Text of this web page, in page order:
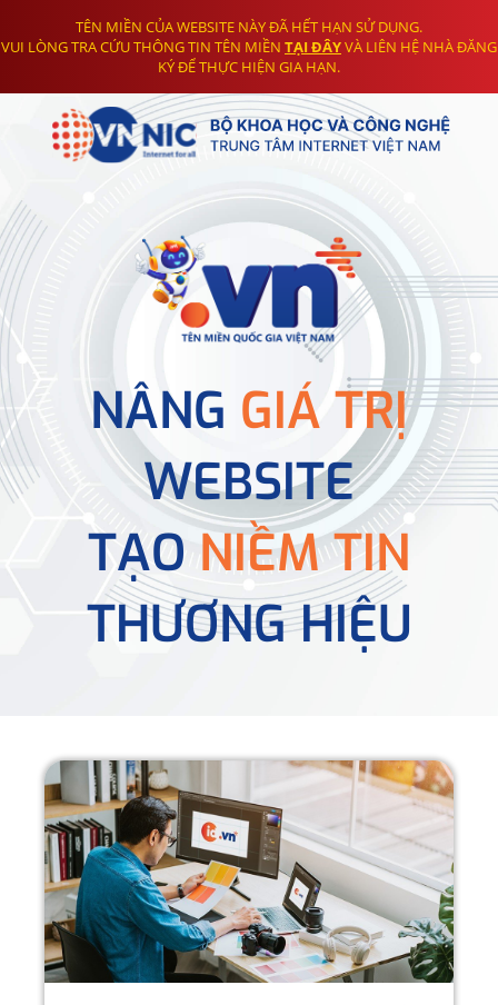
TÊN MIỀN CỦA WEBSITE NÀY ĐÃ HẾT HẠN SỬ DỤNG.
VUI LÒNG TRA CỨU THÔNG TIN TÊN MIỀN TẠI ĐÂYVÀ LIÊN HỆ NHÀ ĐĂNG
KÝ ĐỂ THỰC HIỆN GIA HẠN.
NÂNG GIÁ TRỊ
WEBSITE
TẠONIỀM TIN
THƯƠNG HIỆU